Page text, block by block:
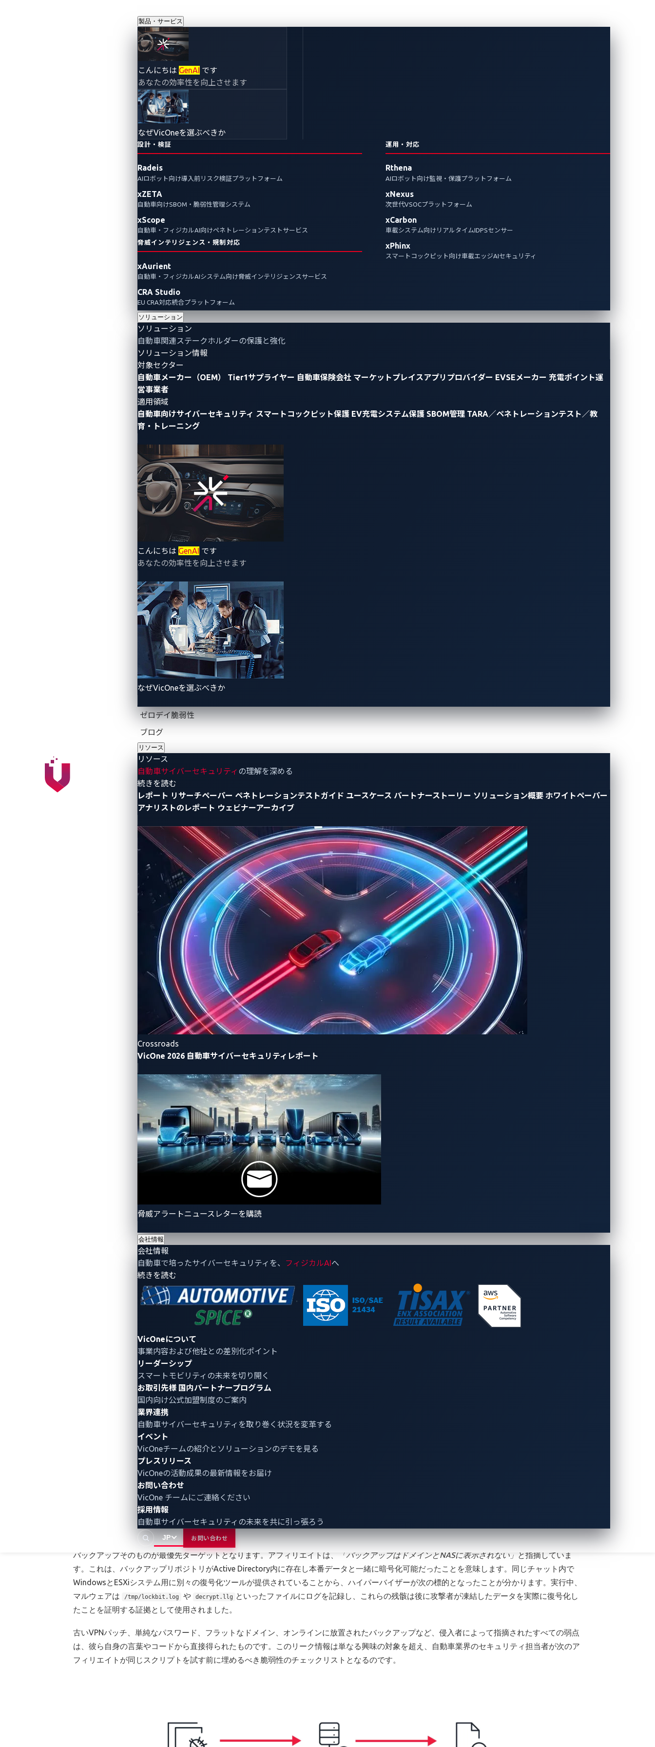
製品・サービス
こんにちは GenAI です
あなたの効率性を向上させます
なぜVicOneを選ぶべきか
設計・検証
Radeis
AIロボット向け導入前リスク検証プラットフォーム
xZETA
自動車向けSBOM・脆弱性管理システム
xScope
自動車・フィジカルAI向けペネトレーションテストサービス
脅威インテリジェンス・規制対応
xAurient
自動車・フィジカルAIシステム向け脅威インテリジェンスサービス
CRA Studio
EU CRA対応統合プラットフォーム
運用・対応
Rthena
AIロボット向け監視・保護プラットフォーム
xNexus
次世代VSOCプラットフォーム
xCarbon
車載システム向けリアルタイムIDPSセンサー
xPhinx
スマートコックピット向け車載エッジAIセキュリティ
ソリューション
ソリューション
自動車関連ステークホルダーの保護と強化
ソリューション情報
対象セクター
自動車メーカー（OEM）
Tier1サプライヤー 自動車保険会社 マーケットプレイスアプリプロバイダー EVSEメーカー 充電ポイント運
営事業者
適用領域
自動車向けサイバーセキュリティ スマートコックピット保護 EV充電システム保護 SBOM管理 TARA／ペネトレーションテスト／教
育・トレーニング
こんにちは GenAI です
あなたの効率性を向上させます
なぜVicOneを選ぶべきか
ゼロデイ脆弱性
ブログ
リソース
リソース
自動車サイバーセキュリティ の理解を深める
続きを読む
レポート リサーチペーパー ペネトレーションテストガイド ユースケース パートナーストーリー ソリューション概要 ホワイトペーパー
アナリストのレポート ウェビナーアーカイブ
Crossroads
VicOne 2026 自動車サイバーセキュリティレポート
脅威アラートニュースレターを購読
会社情報
会社情報
自動車で培ったサイバーセキュリティを、
フィジカルAIへ
続きを読む
VicOneについて
事業内容および他社との差別化ポイント
リーダーシップ
スマートモビリティの未来を切り開く
お取引先様 国内パートナープログラム
国内向け公式加盟制度のご案内
業界連携
自動車サイバーセキュリティ を取り巻く状況を変革する
イベント
VicOneチームの紹介とソリューションのデモを見る
プレスリリース
VicOneの活動成果の最新情報をお届け
お問い合わせ
VicOne チームにご連絡ください
採用情報
自動車サイバーセキュリティの未来を共に引っ張ろう
JP お問い合わせ
LockBitランサムウェアグループのデータ流出：自
動車のサイバーセキュリティへの示唆
CyberThreat Research Lab
最近起きたLockBit（ロックビット）ランサムウェアグループの内部データ流出により、グループのチャットのやり取りが公開
され、被害者がどのように標的とされ、恐喝されたかを知る貴重な内部情報が得られました。攻撃された被害者の中には、自動
車関連企業の名前が目立ちます。その主な調査結果を紹介し、LockBit攻撃や類似のインシデントを阻止するために自動車関連
企業が講じることのできる実践的な対策を概説します。
Automotive Cybersecurity Ransomware
CyberThreat Research Lab
2025年5月、LockBit（ロックビット）ランサムウェアグループ自体が不正侵入を受け、プラハ出身を名乗るハクティビストによって、その内部
SQLデータベースと数千件のアフィリエイト・チャットのログが公開されました。この情報流出により、大規模なランサムウェア・アズ・ア・サ
ービス（RaaS）事業がどのように被害者のシステムに侵入し、身代金要求を交渉しているかが直接明らかになりました。ファイルによると、カ
ーディーラー、Tier-1サプライヤー、部品販売業者、輸送業者など、あらゆる規模の自動車関連組織がLockBitによって積極的に標的とされていま
す。攻撃者は、パッチが適用されていないVPNアプライアンス、脆弱な認証情報、フラットなActive Directoryネットワークなど、お馴染みの弱点
を悪用しています。チャットには、それらを阻止するための正確な対策さえもリストアップされており、自動車業界の CISO（情報セキュリティ
責任者）にとって実践的な防御のための青写真を与えています。この記事では、この事件から得られた教訓を抽出し、自動車業界のサイバーセキ
ュリティを確保するための具体的な行動計画にまとめます。
LockBitフランチャイズの内側
今回のリークにより、LockBitの組織構造についてこれまで推測の域を出なかったものに、いくつかの確かな事実が加わりました。頂点に立つの
としてメッセージに署名しているオペレーターです。アフィリエイトは、ポータルアクセスのために
後、身代金の80％を受け取り、20％をmatrix777に転送し、復号化ツールを受け取ります。チャットのやり取りからは、盗まれたファイルの価値
を評価し、圧力戦術を策定する別のオープンソースインテリジェンス（OSINT）とデータ分析グループの存在を示しています。アフィリエイトが
新しいビルドや復号化ツールを必要とする場合、彼らは内部プラットフォームでチケットを開き、多くの場合ロシア語でインフラ技術チームとや
り取りし、最前線の交渉者の下に専門のサポート要員が存在することが分かりました。
図1. LockBitランサムウェアの組織構造
自動車業界におけるLockBitの被害者
流出したLockBitのデータベースによると、サプライチェーン全体で10社以上の自動車関連企業がグループの標的になっていることが確認されて
います。メキシコの大規模なディーラー網を持つ自動車輸入業者、南アジア市場にサービスを提供する電動二輪車メーカー、ヨーロッパ、中東、
東アジアで事業を展開するタイヤおよびアフターマーケット部品の販売業者、ブラジルで地域バスを運行する旅客輸送会社などです。攻撃者は、
生産、ロジスティクス、小売販売に波及する混乱を起こす可能性のあるあらゆる事業を狙っていることがわかります。
LockBitが自動車関連企業に焦点を当てている背景には、自動車業界がITに深く依存していることがあります。ディーラー管理プラットフォー
ム、サプライヤーの企業資源計画（ERP）システム、車両追跡サーバーはすべて相互に接続されているため、1件のランサムウェアインシデント
が複数の地域の車両配送や部品出荷を停止させる可能性があります。チャットのログには、関連会社がこれらの被害者やすでに所有しているデー
タについて気軽に話し合っている様子が記録されており、侵害や恐喝の試みが仮定の話ではないことが確認されています。
Tier-1サプライヤー
は悪質で組織化されたランサムウェア集団の狙いの的となっているということです。
LockBitが自動車業界のネットワークに侵入し制御する方法
チャットのログとビルド構成フラグには、アフィリエイターが自動車販売ターゲットに狙いを定めたときに従うべき、再現可能なプレイブック
（手順書）の概要が記載されています。
攻撃はエッジ（ネットワークの端末機器）から始まります。ある被害者に、
ていることから、パッチの適用されていないゲートウェイが単一障害点となる場合があることが分かります。脆弱なパスワードは、別の経路を提
供します：ある侵害において、侵入者は al■■■/B■■■123456 としてログインし、
どちらのドアも開いていない場合は、細工された電子メールが仕事を終わらせます。あるアフィリエイトは、成功した罠を次のように要約してい
「我々はフィッシングを通してターゲットにたどり着き、ドメインを取得し、そして管理ホストであるVincentの権限を取得した…インサ
イダー（内通者）なし、マネージャー経由のランダムなフィッシングのみ」
最初のステップの後、攻撃は加速します。あるチャットには、
べてのホストにNTLMローカル管理者アクセス権を“ダンプ“した。」
管理者権限を獲得し、フォレストを歩き回る権限を得ました。リークされたビルドスクリプトには、攻撃者が次に何を行ったかが示されていま
network_sharesといったフラグは、アクセス可能なすべてのドライブや共有の自動スキャンをオンにし、
は、暗号化をブロックする可能性のあるマルウェア対策エンジンやバックアップエージェントを停止します。
バックアップそのものが最優先ターゲットとなります。アフィリエイトは、 「バックアップはドメインとNASに表示されない」 と指摘していま
す。これは、バックアップリポジトリがActive Directory内に存在し本番データと一緒に暗号化可能だったことを意味します。同じチャット内で
WindowsとESXiシステム用に別々の復号化ツールが提供されていることから、ハイパーバイザーが次の標的となったことが分かります。実行中、
マルウェアは
/tmp/lockbit.log や decrypt.llg といったファイルにログを記録し、これらの残骸は後に攻撃者が凍結したデータを実際に復号化し
たことを証明する証拠として使用されました。
古いVPNパッチ、単純なパスワード、フラットなドメイン、オンラインに放置されたバックアップなど、侵入者によって指摘されたすべての弱点
は、彼ら自身の言葉やコードから直接得られたものです。このリーク情報は単なる興味の対象を超え、自動車業界のセキュリティ担当者が次のア
フィリエイトが同じスクリプトを試す前に埋めるべき脆弱性のチェックリストとなるのです。